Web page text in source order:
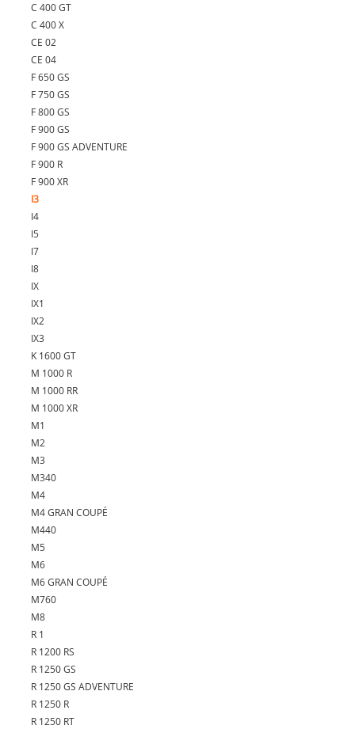
C 400 GT
C 400 X
CE 02
CE 04
F 650 GS
F 750 GS
F 800 GS
F 900 GS
F 900 GS ADVENTURE
F 900 R
F 900 XR
I3
I4
I5
I7
I8
IX
IX1
IX2
IX3
K 1600 GT
M 1000 R
M 1000 RR
M 1000 XR
M1
M2
M3
M340
M4
M4 GRAN COUPÉ
M440
M5
M6
M6 GRAN COUPÉ
M760
M8
R 1
R 1200 RS
R 1250 GS
R 1250 GS ADVENTURE
R 1250 R
R 1250 RT